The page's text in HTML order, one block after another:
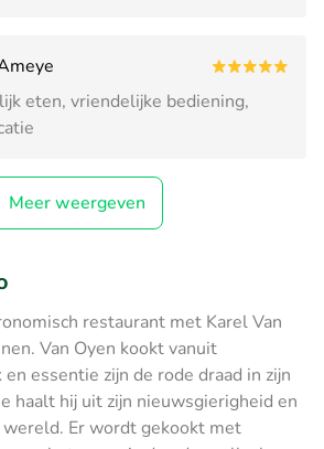
eten, vriendelijke bediening,
Meer weergeven
restaurant met Karel Van
Van Oyen kookt vanuit
essentie zijn de rode draad in zijn
haalt hij uit zijn nieuwsgierigheid en
wereld. Er wordt gekookt met